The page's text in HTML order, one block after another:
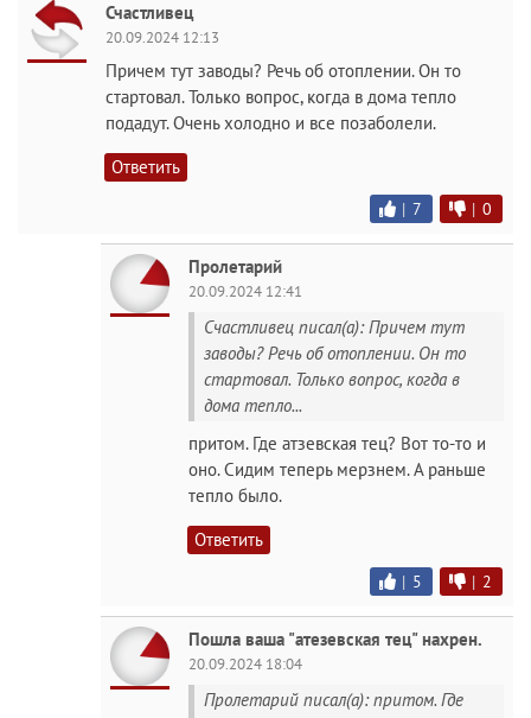
Счастливец
20.09.2024 12:13
Причем тут заводы? Речь об отоплении. Он то
стартовал. Только вопрос, когда в дома тепло
подадут. Очень холодно и все позаболели.
Ответить
| 7 | 0
Пролетарий
20.09.2024 12:41
Счастливец писал(а): Причем тут
заводы? Речь об отоплении. Он то
стартовал. Только вопрос, когда в
дома тепло...
притом. Где атзевская тец? Вот то-то и
оно. Сидим теперь мерзнем. А раньше
тепло было.
Ответить
| 5 | 2
Пошла ваша "атезевская тец" нахрен.
20.09.2024 18:04
Пролетарий писал(а): притом. Где